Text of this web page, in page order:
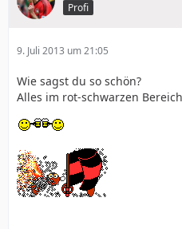
Profi
9. Juli 2013 um 21:05
Wie sagst du so schön?
Alles im rot-schwarzen